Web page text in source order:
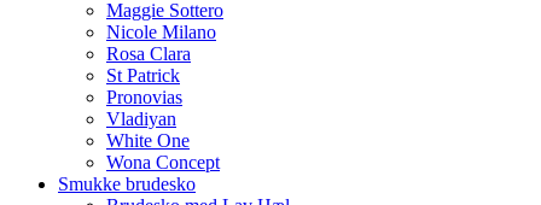
Maggie Sottero
Nicole Milano
Rosa Clara
St Patrick
Pronovias
Vladiyan
White One
Wona Concept
Smukke brudesko